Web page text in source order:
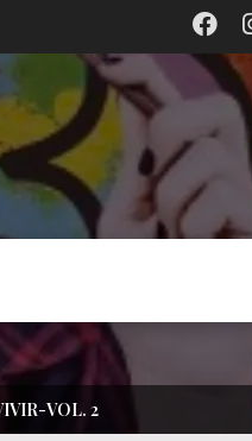
VOL. 2